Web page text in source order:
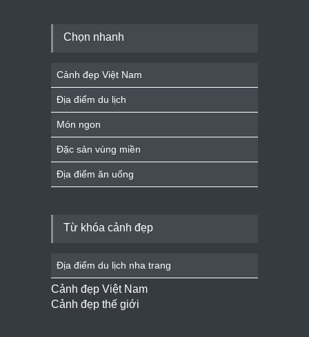
Chọn nhanh
Cảnh đẹp Việt Nam
Địa điểm du lịch
Món ngon
Đặc sản vùng miền
Địa điểm ăn uống
Từ khóa cảnh đẹp
Địa điểm du lịch nha trang
Cảnh đẹp Việt Nam
Cảnh đẹp thế giới